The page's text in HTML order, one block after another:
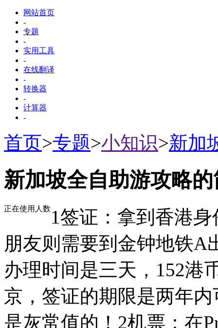
网站首页
-
专题
-
实用工具
-
在线翻译
-
转换器
-
计算器
-
首页>专题>小知识>新加
新加坡全自助游攻略
正在使用人数 1签证：拿到香港
朋友则需要到金钟地铁A
办理时间是三天，152港
京，签证的期限是两年
是灰常值的！2机票：在